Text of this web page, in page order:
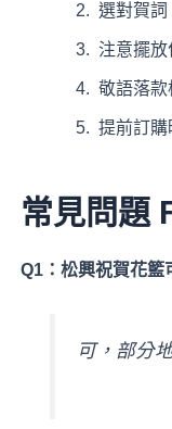
選對賀
注意擺
敬語落
提前訂
常見問題
Q1：松興祝賀花籃
可，部分